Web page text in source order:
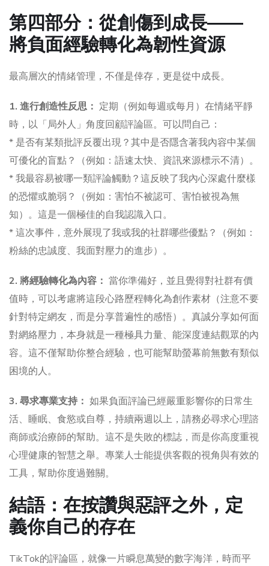
第四部分：從創傷到成長——
將負面經驗轉化為韌性資源
最高層次的情緒管理，不僅是倖存，更是從中成長。
1. 進行創造性反思： 定期（例如每週或每月）在情緒平靜
時，以「局外人」角度回顧評論區。可以問自己：
* 是否有某類批評反覆出現？其中是否隱含著我內容中某個
可優化的盲點？（例如：語速太快、資訊來源標示不清）。
* 我最容易被哪一類評論觸動？這反映了我內心深處什麼樣
的恐懼或脆弱？（例如：害怕不被認可、害怕被視為無
知）。這是一個極佳的自我認識入口。
* 這次事件，意外展現了我或我的社群哪些優點？（例如：
粉絲的忠誠度、我面對壓力的進步）。
2. 將經驗轉化為內容： 當你準備好，並且覺得對社群有價
值時，可以考慮將這段心路歷程轉化為創作素材（注意不要
針對特定網友，而是分享普遍性的感悟）。真誠分享如何面
對網絡壓力，本身就是一種極具力量、能深度連結觀眾的內
容。這不僅幫助你整合經驗，也可能幫助螢幕前無數有類似
困境的人。
3. 尋求專業支持： 如果負面評論已經嚴重影響你的日常生
活、睡眠、食慾或自尊，持續兩週以上，請務必尋求心理諮
商師或治療師的幫助。這不是失敗的標誌，而是你高度重視
心理健康的智慧之舉。專業人士能提供客觀的視角與有效的
工具，幫助你度過難關。
結語：在按讚與惡評之外，定
義你自己的存在
TikTok的評論區，就像一片瞬息萬變的數字海洋，時而平